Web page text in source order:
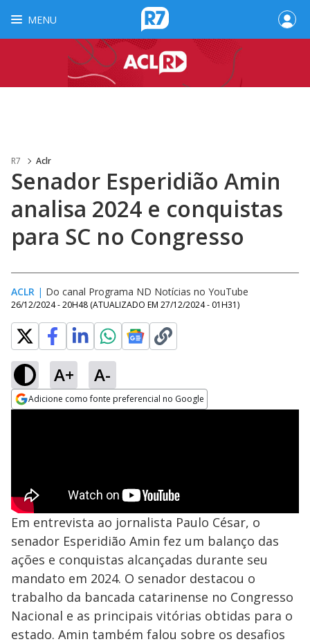
MENU
R7 Aclr
Senador Esperidião Amin
analisa 2024 e conquistas
para SC no Congresso
ACLR | Do canal Programa ND Notícias no YouTube
26/12/2024 - 20H48 (ATUALIZADO EM 27/12/2024 - 01H31)
A+ A-
Adicione como fonte preferencial no Google
Em entrevista ao jornalista Paulo César, o
senador Esperidião Amin fez um balanço das
ações e conquistas alcançadas durante seu
mandato em 2024. O senador destacou o
trabalho da bancada catarinense no Congresso
Nacional e as principais vitórias obtidas para o
estado. Amin também falou sobre os desafios